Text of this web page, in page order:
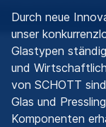
Durch neue
unser
Glastypen
und
von SCHOTT
Glas und
Komponenten